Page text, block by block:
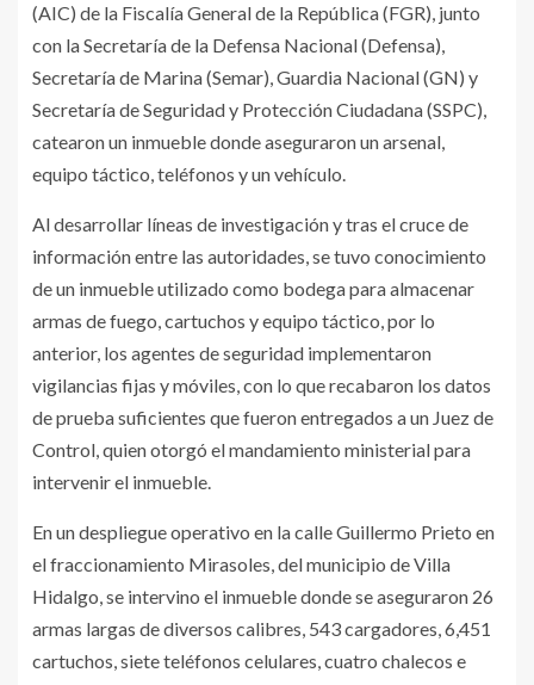
(AIC) de la Fiscalía General de la República (FGR), junto
con la Secretaría de la Defensa Nacional (Defensa),
Secretaría de Marina (Semar), Guardia Nacional (GN) y
Secretaría de Seguridad y Protección Ciudadana (SSPC),
catearon un inmueble donde aseguraron un arsenal,
equipo táctico, teléfonos y un vehículo.
Al desarrollar líneas de investigación y tras el cruce de
información entre las autoridades, se tuvo conocimiento
de un inmueble utilizado como bodega para almacenar
armas de fuego, cartuchos y equipo táctico, por lo
anterior, los agentes de seguridad implementaron
vigilancias fijas y móviles, con lo que recabaron los datos
de prueba suficientes que fueron entregados a un Juez de
Control, quien otorgó el mandamiento ministerial para
intervenir el inmueble.
En un despliegue operativo en la calle Guillermo Prieto en
el fraccionamiento Mirasoles, del municipio de Villa
Hidalgo, se intervino el inmueble donde se aseguraron 26
armas largas de diversos calibres, 543 cargadores, 6,451
cartuchos, siete teléfonos celulares, cuatro chalecos e